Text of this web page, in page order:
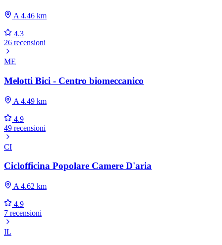
A 4.46 km
4.3
26 recensioni
ME
Melotti Bici - Centro biomeccanico
A 4.49 km
4.9
49 recensioni
CI
Ciclofficina Popolare Camere D'aria
A 4.62 km
4.9
7 recensioni
IL